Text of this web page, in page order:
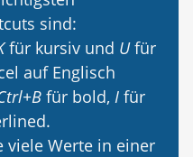
sind:
für kursiv und Ufür
auf Englisch
für bold, I für
viele Werte in einer